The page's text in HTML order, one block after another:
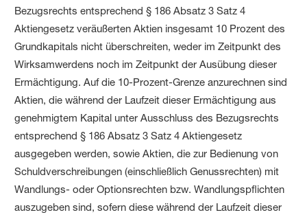
Bezugs­rechts entsprechend § 186 Absatz 3 Satz 4
Aktiengesetz veräußerten Aktien insgesamt 10 Prozent des
Grundkapitals nicht überschreiten, weder im Zeitpunkt des
Wirksam­werdens noch im Zeitpunkt der Ausübung dieser
Ermächtigung. Auf die 10-Prozent-Grenze anzurechnen sind
Aktien, die während der Laufzeit dieser Ermächtigung aus
genehmigtem Kapital unter Ausschluss des Bezugsrechts
entsprechend § 186 Absatz 3 Satz 4 Aktiengesetz
ausgegeben werden, sowie Aktien, die zur Bedienung von
Schuldverschreibungen (einschließlich Genuss­rechten) mit
Wandlungs- oder Optionsrechten bzw. Wandlungspflichten
auszugeben sind, sofern diese während der Laufzeit dieser